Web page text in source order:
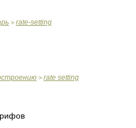
> rate-setting
> rate setting